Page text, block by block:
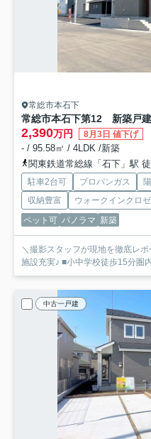
常総市本石下
常総市本石下第12 新築戸
2,390万円 8月3日 値下げ
- / 95.58㎡ / 4LDK /新築
関東鉄道常総線「石下」駅
駐車2台可 プロパンガス
収納豊富
ウォークインクロ
ペット可 パノラマ 新築
＼撮影スタッフが現地を徹底レ
施設充実♪ ■小中学校徒歩15分圏
中古一戸建